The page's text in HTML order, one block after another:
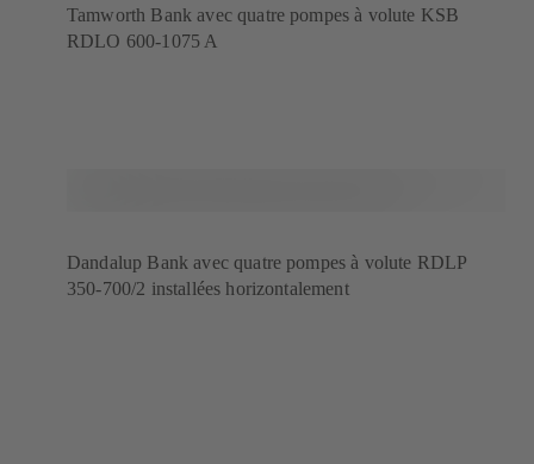
Tamworth Bank avec quatre pompes à volute KSB
RDLO 600-1075 A
Dandalup Bank avec quatre pompes à volute RDLP
350-700/2 installées horizontalement